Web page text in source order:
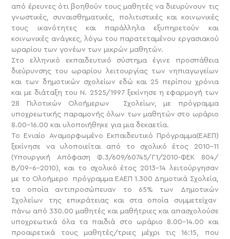
από έρευνες ότι βοηθούν τους μαθητές να διευρύνουν τις
γνωστικές, συναισθηματικές, πολιτιστικές και κοινωνικές
τους ικανότητες και παράλληλα εξυπηρετούν και
κοινωνικές ανάγκες, λόγω του παρατεταμένου εργασιακού
ωραρίου των γονέων των μικρών μαθητών.
Στο ελληνικό εκπαιδευτικό σύστημα έγινε προσπάθεια
διεύρυνσης του ωραρίου λειτουργίας των νηπιαγωγείων
και των δημοτικών σχολείων εδώ και 25 περίπου χρόνια
και με διάταξη του Ν. 2525/1997 ξεκίνησε η εφαρμογή των
28 Πιλοτικών Ολοήμερων Σχολείων, με πρόγραμμα
υποχρεωτικής παραμονής όλων των μαθητών στο ωράριο
8.00-16.00 και υλοποιήθηκε για μια δεκαετία.
Το Ενιαίο Αναμορφωμένο Εκπαιδευτικό Πρόγραμμα(ΕΑΕΠ)
ξεκίνησε να υλοποιείται από το σχολικό έτος 2010-11
(Υπουργική Απόφαση Φ.3/609/60745/Γ1/2010-ΦΕΚ 804/
Β/09-6-2010), και το σχολικό έτος 2013-14 λειτούργησαν
με το Ολοήμερο πρόγραμμα ΕΑΕΠ 1.300 Δημοτικά Σχολεία,
τα οποία αντιπροσώπευαν το 65% των Δημοτικών
Σχολείων της επικράτειας και στα οποία συμμετείχαν
πάνω από 330.00 μαθητές και μαθήτριες και απασχολούσε
υποχρεωτικά όλα τα παιδιά στο ωράριο 8.00-14.00 και
προαιρετικά τους μαθητές/τριες μέχρι τις 16:15, που